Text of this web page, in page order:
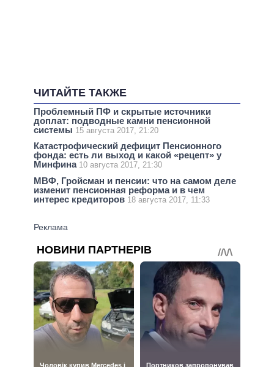
ЧИТАЙТЕ ТАКЖЕ
Проблемный ПФ и скрытые источники
доплат: подводные камни пенсионной
системы 15 августа 2017, 21:20
Катастрофический дефицит Пенсионного
фонда: есть ли выход и какой «рецепт» у
Минфина 10 августа 2017, 21:30
МВФ, Гройсман и пенсии: что на самом деле
изменит пенсионная реформа и в чем
интерес кредиторов 18 августа 2017, 11:33